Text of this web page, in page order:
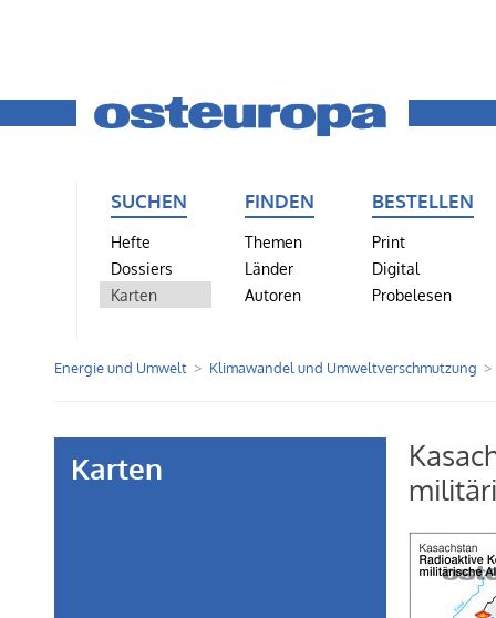
SUCHEN
Hefte
Dossiers
Karten
FINDEN
Themen
Länder
Autoren
BESTELLEN
Print
Digital
Probelesen
Energie und Umwelt Klimawandel und Umweltverschmutzung
Karten